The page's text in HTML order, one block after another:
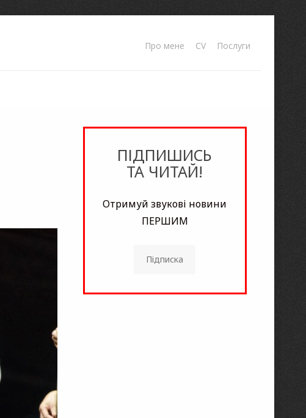
Про мене CV Послуги
ПІДПИШИСЬ
ТА ЧИТАЙ!
Отримуй звукові новини
ПЕРШИМ
Підписка